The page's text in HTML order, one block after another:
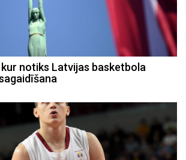
notiks Latvijas basketbola